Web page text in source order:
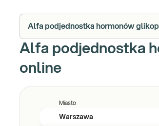
Alfa podjednostka hormonów
Alfa podjednostka
online
Miasto
Warszawa